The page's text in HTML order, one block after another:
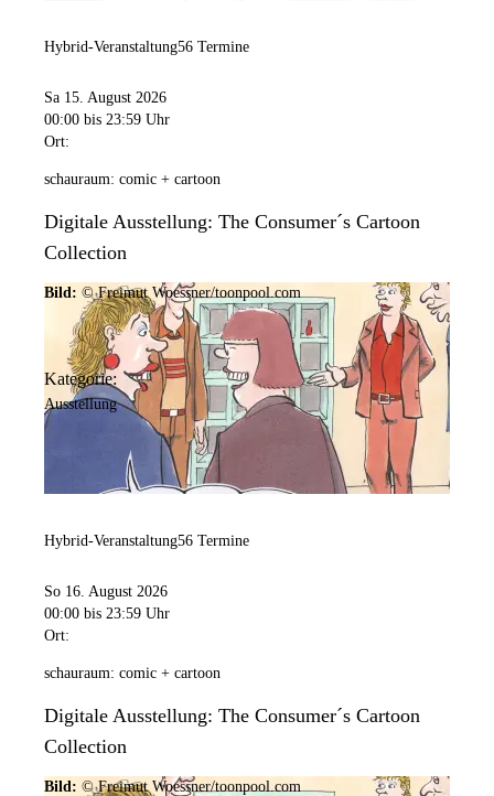
Hybrid-Veranstaltung56 Termine
Sa 15. August 2026
00:00 bis 23:59 Uhr
Ort:
schauraum: comic + cartoon
Digitale Ausstellung: The Consumer´s Cartoon
Collection
Bild: © Freimut Woessner/toonpool.com
Kategorie:
Ausstellung
Hybrid-Veranstaltung56 Termine
So 16. August 2026
00:00 bis 23:59 Uhr
Ort:
schauraum: comic + cartoon
Digitale Ausstellung: The Consumer´s Cartoon
Collection
Bild: © Freimut Woessner/toonpool.com